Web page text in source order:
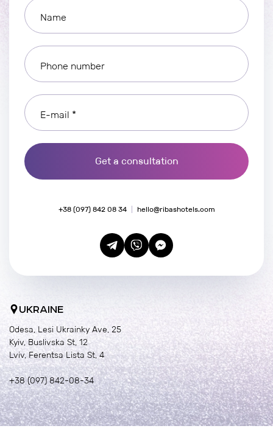
Name
Phone number
E-mail *
Get a consultation
+38 (097) 842 08 34 hello@ribashotels.com
UKRAINE
Odesa, Lesi Ukrainky Ave, 25
Kyiv, Buslivska St, 12
Lviv, Ferentsa Lista St, 4
+38 (097) 842-08-34